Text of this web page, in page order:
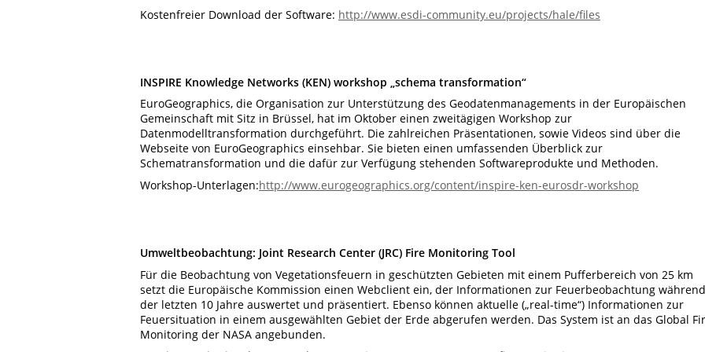
Kostenfreier Download der Software: http://www.esdi-community.eu/projects/hale/files
INSPIRE Knowledge Networks (KEN) workshop „schema transformation“
EuroGeographics, die Organisation zur Unterstützung des Geodatenmanagements in der Europäischen
Gemeinschaft mit Sitz in Brüssel, hat im Oktober einen zweitägigen Workshop zur
Datenmodelltransformation durchgeführt. Die zahlreichen Präsentationen, sowie Videos sind über die
Webseite von EuroGeographics einsehbar. Sie bieten einen umfassenden Überblick zur
Schematransformation und die dafür zur Verfügung stehenden Softwareprodukte und Methoden.
Workshop-Unterlagen:http://www.eurogeographics.org/content/inspire-ken-eurosdr-workshop
Umweltbeobachtung: Joint Research Center (JRC) Fire Monitoring Tool
Für die Beobachtung von Vegetationsfeuern in geschützten Gebieten mit einem Pufferbereich von 25 km
setzt die Europäische Kommission einen Webclient ein, der Informationen zur Feuerbeobachtung während
der letzten 10 Jahre auswertet und präsentiert. Ebenso können aktuelle („real-time“) Informationen zur
Feuersituation in einem ausgewählten Gebiet der Erde abgerufen werden. Das System ist an das Global
Monitoring der NASA angebunden.